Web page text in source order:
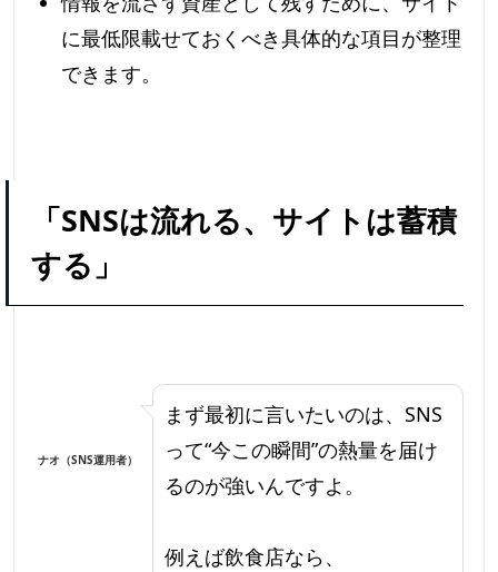
に最低限載せておくべき具体的な項目が整理
できます。
「SNSは流れる、サイトは蓄積
する」
ナオ（SNS運用者）
まず最初に言いたいのは、SNS
って“今この瞬間”の熱量を届け
るのが強いんですよ。
例えば飲食店なら、